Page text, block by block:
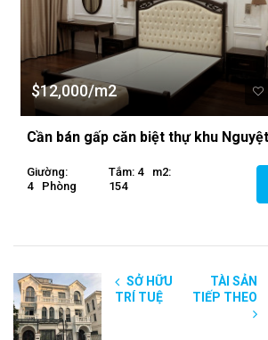
$12,000/m2
Giường:
4
Phòng
Tắm: 4
M2:
154
SỞ HỮU
TRÍ TUỆ
TÀI SẢN
TIẾP THEO